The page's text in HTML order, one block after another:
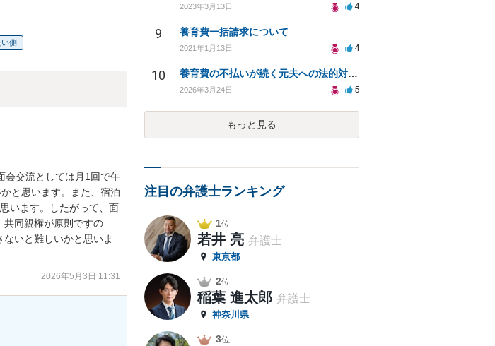
側
会交流としては月1回で午
と思います。また、宿泊
います。したがって、面
共同親権が原則ですの
いと難しいかと思いま
2026年5月3日 11:31
2023年3月13日 4
9 養育費一括請求について
2021年1月13日 4
10 養育費の不払いが続く元夫への法的対応策は？
2026年3月24日 5
もっと見る
注目の弁護士ランキング
1位
若井 亮 弁護士
東京都
2位
稲葉 進太郎 弁護士
神奈川県
3位